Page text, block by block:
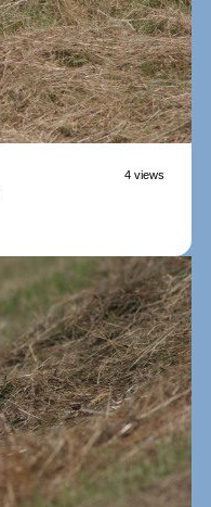
4 views